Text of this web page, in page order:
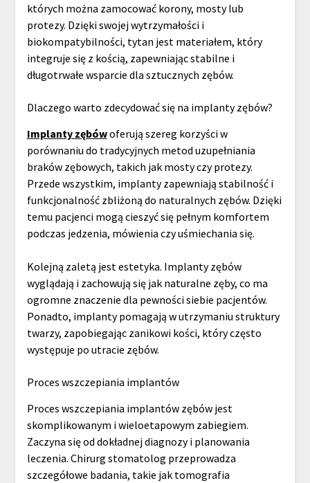
których można zamocować korony, mosty lub
protezy. Dzięki swojej wytrzymałości i
biokompatybilności, tytan jest materiałem, który
integruje się z kością, zapewniając stabilne i
długotrwałe wsparcie dla sztucznych zębów.
Dlaczego warto zdecydować się na implanty zębów?
Implanty zębówoferują szereg korzyści w
porównaniu do tradycyjnych metod uzupełniania
braków zębowych, takich jak mosty czy protezy.
Przede wszystkim, implanty zapewniają stabilność i
funkcjonalność zbliżoną do naturalnych zębów. Dzięki
temu pacjenci mogą cieszyć się pełnym komfortem
podczas jedzenia, mówienia czy uśmiechania się.
Kolejną zaletą jest estetyka. Implanty zębów
wyglądają i zachowują się jak naturalne zęby, co ma
ogromne znaczenie dla pewności siebie pacjentów.
Ponadto, implanty pomagają w utrzymaniu struktury
twarzy, zapobiegając zanikowi kości, który często
występuje po utracie zębów.
Proces wszczepiania implantów
Proces wszczepiania implantów zębów jest
skomplikowanym i wieloetapowym zabiegiem.
Zaczyna się od dokładnej diagnozy i planowania
leczenia. Chirurg stomatolog przeprowadza
szczegółowe badania, takie jak tomografia